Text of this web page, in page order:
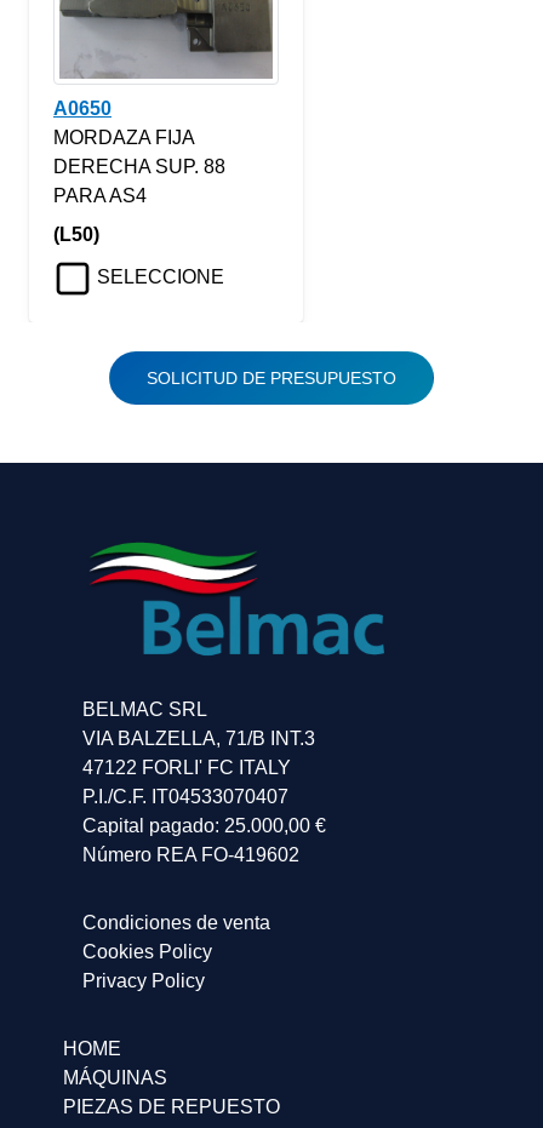
A0650
MORDAZA FIJA
DERECHA SUP. 88
PARA AS4
(L50)
SELECCIONE
SOLICITUD DE PRESUPUESTO
BELMAC SRL
VIA BALZELLA, 71/B INT.3
47122 FORLI' FC ITALY
P.I./C.F. IT04533070407
Capital pagado: 25.000,00 €
Número REA FO-419602
Condiciones de venta
Cookies Policy
Privacy Policy
HOME
MÁQUINAS
PIEZAS DE REPUESTO